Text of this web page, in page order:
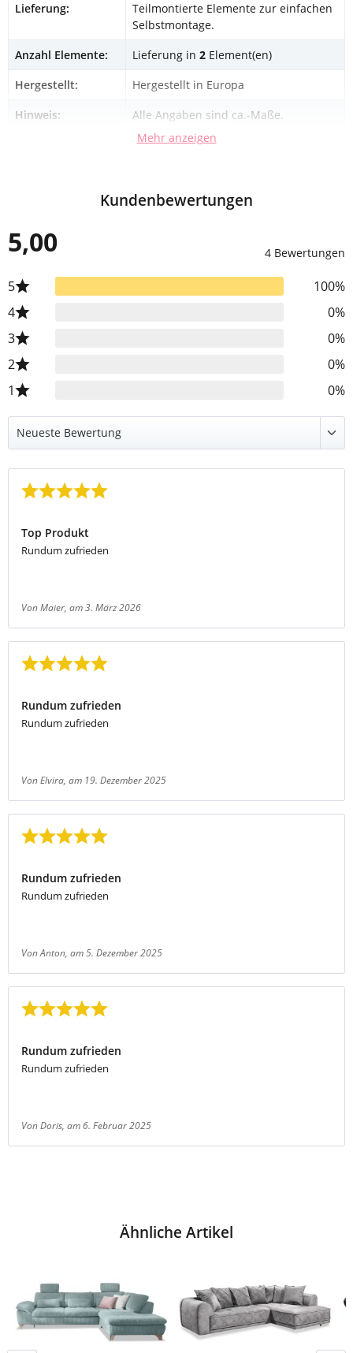
Lieferung:
Teilmontierte Elemente zur einfachen
Selbstmontage.
Anzahl Elemente:
Lieferung in 2 Element(en)
Hergestellt:
Hergestellt in Europa
Hinweis:
Alle Angaben sind ca.-Maße.
Mehr anzeigen
Kundenbewertungen
5,00 4 Bewertungen
5
100%
4
0%
3
0%
2
0%
1
0%
Top Produkt
Rundum zufrieden
Von Maier, am 3. März 2026
Rundum zufrieden
Rundum zufrieden
Von Elvira, am 19. Dezember 2025
Rundum zufrieden
Rundum zufrieden
Von Anton, am 5. Dezember 2025
Rundum zufrieden
Rundum zufrieden
Von Doris, am 6. Februar 2025
Ähnliche Artikel